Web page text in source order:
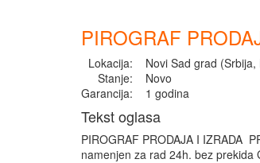
PIROGRAF
Lokacija:
Novi Sad grad (Srbija,
Stanje:
Novo
Garancija:
1 godina
Tekst oglasa
PIROGRAF PRODAJA I IZRADA
namenjen za rad 24h. bez prekida